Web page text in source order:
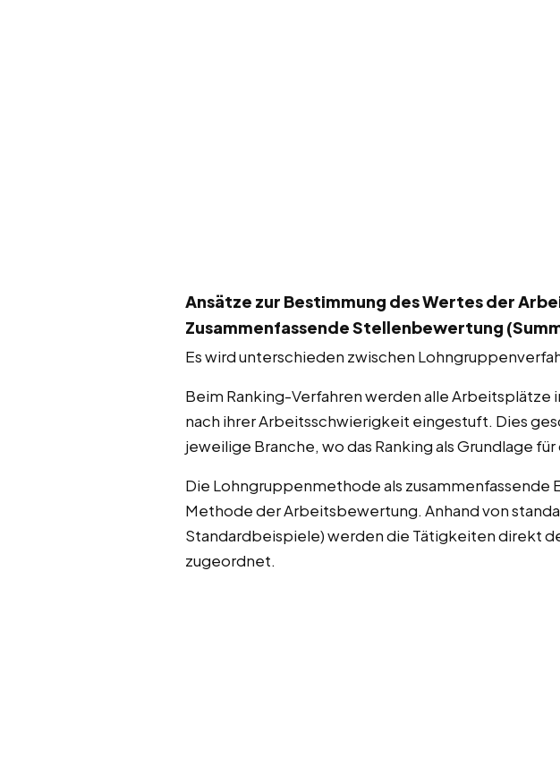
Ansätze zur Bestimmung des Wertes der
Zusammenfassende Stellenbewertung
Es wird unterschieden zwischen
Beim Ranking-Verfahren werden alle
nach ihrer Arbeitsschwierigkeit eingestuft. Dies
jeweilige Branche, wo das Ranking als Grundlage
Die Lohngruppenmethode als zusammenfassende
Methode der Arbeitsbewertung. Anhand von
Standardbeispiele) werden die Tätigkeiten direkt
zugeordnet.